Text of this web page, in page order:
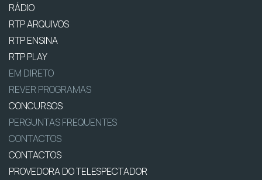
RÁDIO
RTP ARQUIVOS
RTP ENSINA
RTP PLAY
EM DIRETO
REVER PROGRAMAS
CONCURSOS
PERGUNTAS FREQUENTES
CONTACTOS
CONTACTOS
PROVEDORA DO TELESPECTADOR